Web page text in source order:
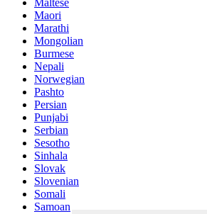
Maori
Marathi
Mongolian
Burmese
Nepali
Norwegian
Pashto
Persian
Punjabi
Serbian
Sesotho
Sinhala
Slovak
Slovenian
Somali
Samoan